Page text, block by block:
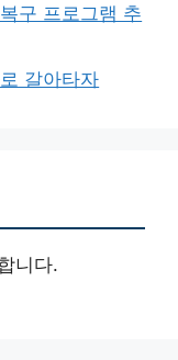
구 프로그램 추
갈아타자
니다.